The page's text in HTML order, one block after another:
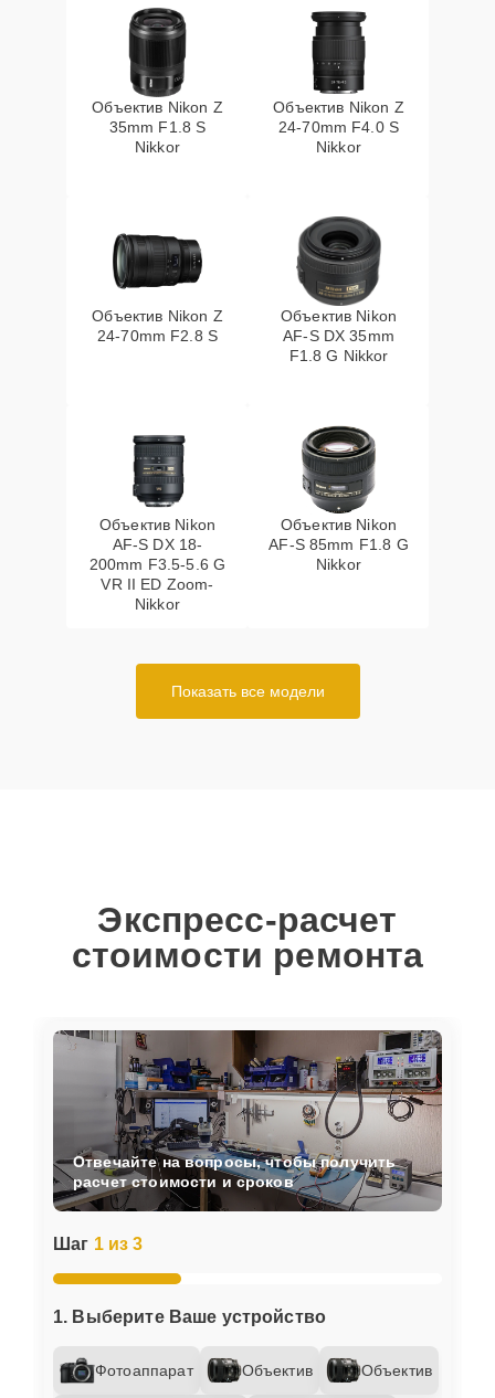
Объектив Nikon Z
35mm F1.8 S
Nikkor
Объектив Nikon Z
24-70mm F4.0 S
Nikkor
Объектив Nikon Z
24-70mm F2.8 S
Объектив Nikon
AF-S DX 35mm
F1.8 G Nikkor
Объектив Nikon
AF-S DX 18-
200mm F3.5-5.6 G
VR II ED Zoom-
Nikkor
Объектив Nikon
AF-S 85mm F1.8 G
Nikkor
Показать все модели
Экспресс-расчет
стоимости ремонта
Шаг 1 из 3
1. Выберите Ваше устройство
Фотоаппарат Объектив Объектив
Отвечайте на вопросы, чтобы получить
расчет стоимости и сроков